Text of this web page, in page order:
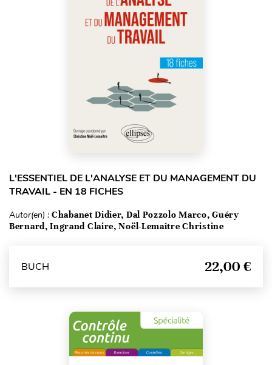
L'ESSENTIEL DE L'ANALYSE ET DU MANAGEMENT DU
TRAVAIL - EN 18 FICHES
Autor(en) : Chabanet Didier, Dal Pozzolo Marco, Guéry
Bernard, Ingrand Claire, Noël-Lemaître Christine
BUCH 22,00 €